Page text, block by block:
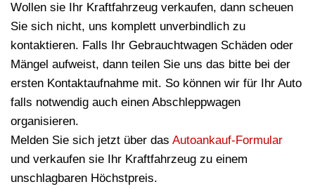
Wollen sie Ihr Kraftfahrzeug verkaufen, dann scheuen
Sie sich nicht, uns komplett unverbindlich zu
kontaktieren. Falls Ihr Gebrauchtwagen Schäden oder
Mängel aufweist, dann teilen Sie uns das bitte bei der
ersten Kontaktaufnahme mit. So können wir für Ihr Auto
falls notwendig auch einen Abschleppwagen
organisieren.
Melden Sie sich jetzt über das Autoankauf-Formular
und verkaufen sie Ihr Kraftfahrzeug zu einem
unschlagbaren Höchstpreis.